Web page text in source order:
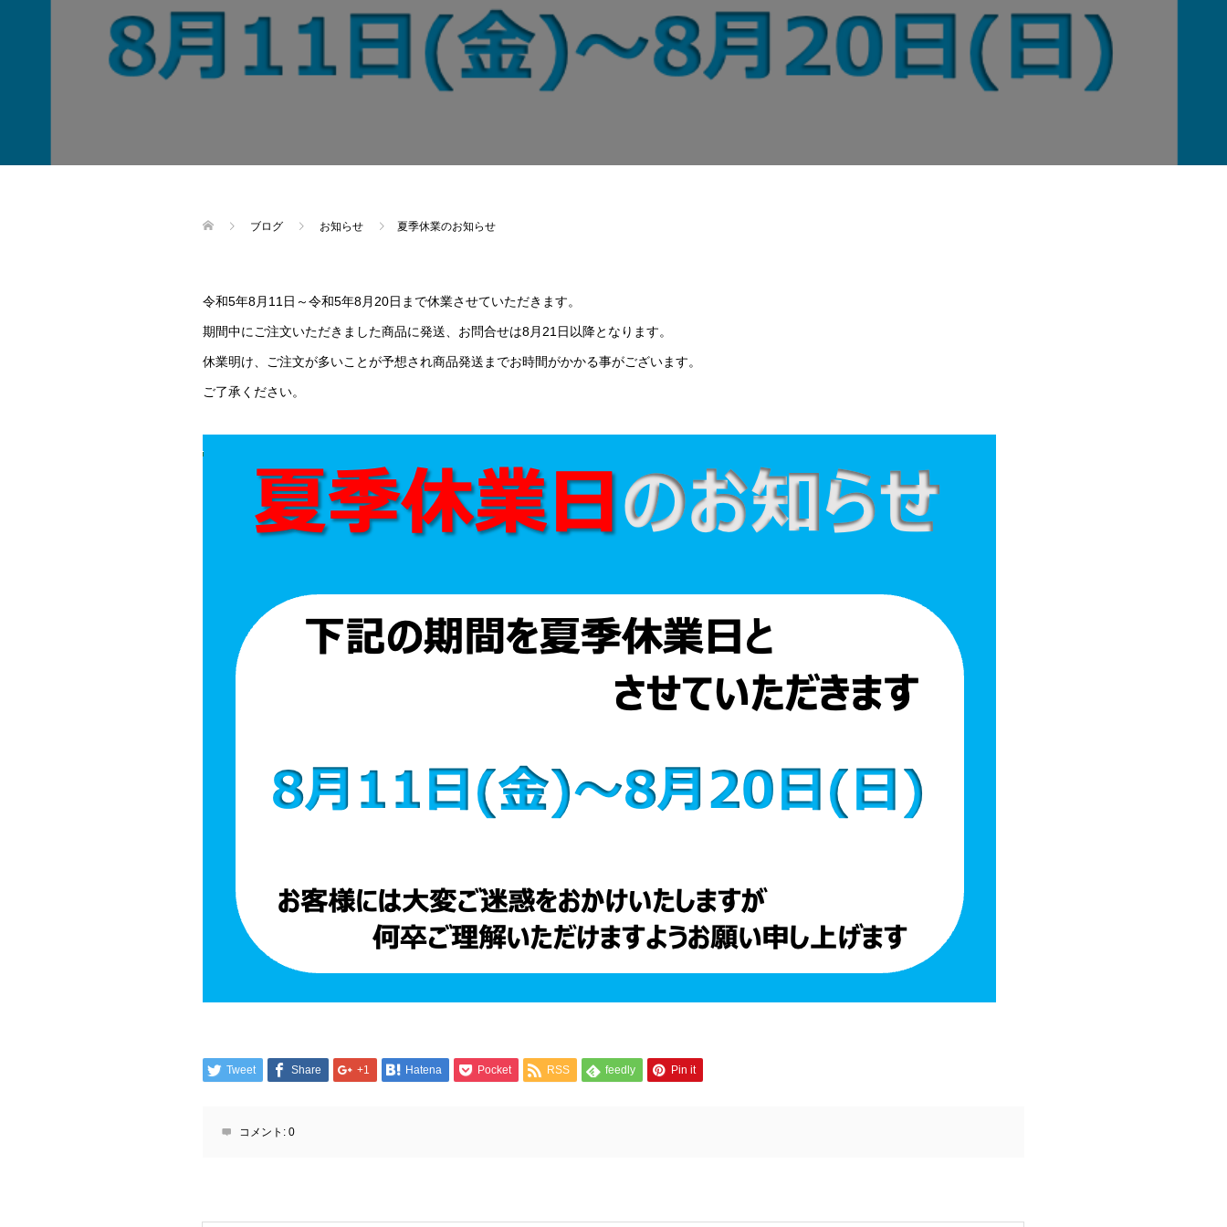
ブログ お知らせ 夏季休業のお知らせ
令和5年8月11日～令和5年8月20日まで休業させていただきます。
期間中にご注文いただきました商品に発送、お問合せは8月21日以降となります。
休業明け、ご注文が多いことが予想され商品発送までお時間がかかる事がございます。
ご了承ください。
Tweet Share +1 Hatena Pocket RSS feedly Pin it
コメント: 0